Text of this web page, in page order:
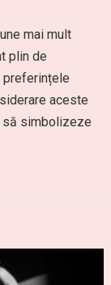
mai mult
plin de
preferințele
aceste
să simbolizeze